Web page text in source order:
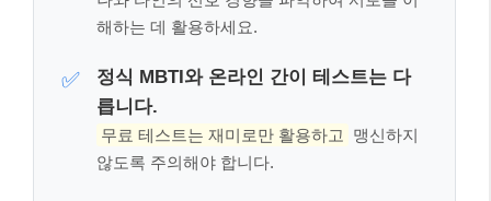
것이 가장 중요합니다.
MBTI 궁합을 넘어, 건강한 관계를 위한
소통 전략 👩‍💼👨‍💻